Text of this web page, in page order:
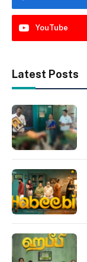
YouTube
Latest Posts